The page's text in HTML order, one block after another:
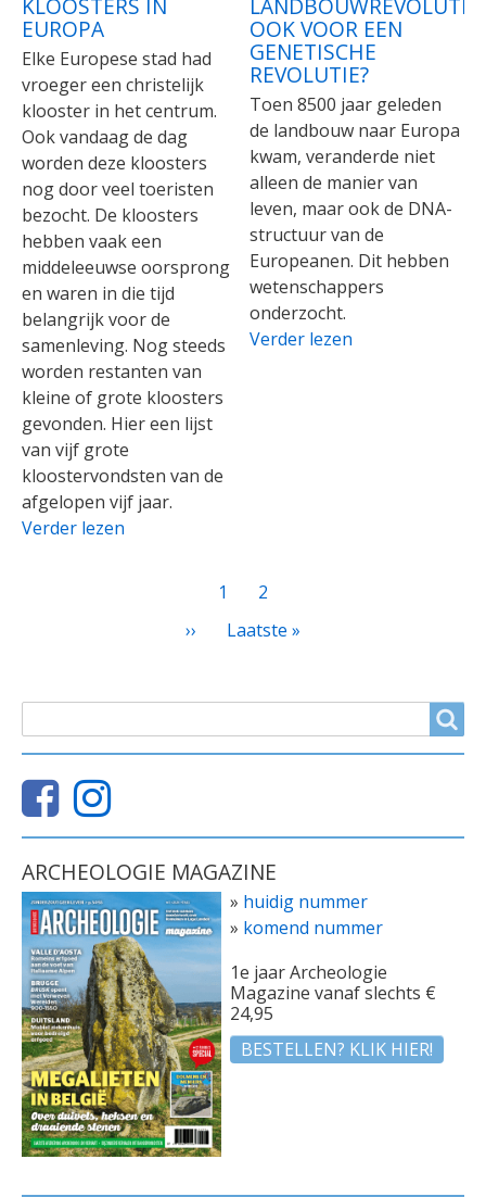
EUROPA
Elke Europese stad had
vroeger een christelijk
klooster in het centrum.
Ook vandaag de dag
worden deze kloosters
nog door veel toeristen
bezocht. De kloosters
hebben vaak een
middeleeuwse oorsprong
en waren in die tijd
belangrijk voor de
samenleving. Nog steeds
worden restanten van
kleine of grote kloosters
gevonden. Hier een lijst
van vijf grote
kloostervondsten van de
afgelopen vijf jaar.
Verder lezen
OOK VOOR EEN
GENETISCHE
REVOLUTIE?
Toen 8500 jaar geleden
de landbouw naar Europa
kwam, veranderde niet
alleen de manier van
leven, maar ook de DNA-
structuur van de
Europeanen. Dit hebben
wetenschappers
onderzocht.
Verder lezen
Huidige
pagina
1 Page
2
Volgende
››
Laatste
Laatste »
ARCHEOLOGIE MAGAZINE
» huidig nummer
» komend nummer
1e jaar Archeologie
Magazine vanaf slechts €
24,95
BESTELLEN? KLIK HIER!